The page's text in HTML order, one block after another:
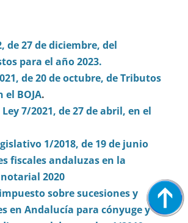
de 27 de diciembre, del
para el año 2023.
de 20 de octubre, de Tributos
el BOJA.
7/2021, de 27 de abril, en el
1/2018, de 19 de junio
fiscales andaluzas en la
2020
sobre sucesiones y
en Andalucía para cónyuge y